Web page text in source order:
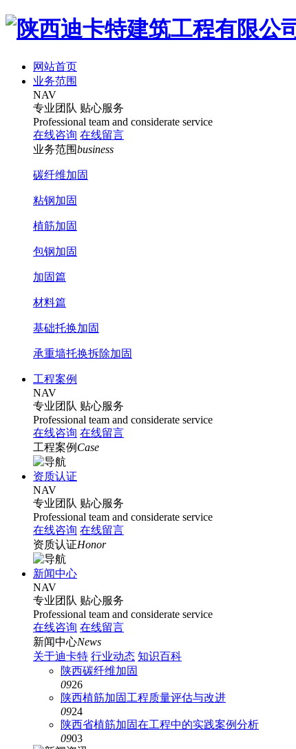
网站首页
业务范围
NAV
专业团队 贴心服务
Professional team and considerate service
在线咨询 在线留言
业务范围business
碳纤维加固
粘钢加固
植筋加固
包钢加固
加固篇
材料篇
基础托换加固
承重墙托换拆除加固
工程案例
NAV
专业团队 贴心服务
Professional team and considerate service
在线咨询 在线留言
工程案例 Case
资质认证
NAV
专业团队 贴心服务
Professional team and considerate service
在线咨询 在线留言
资质认证Honor
新闻中心
NAV
专业团队 贴心服务
Professional team and considerate service
在线咨询 在线留言
新闻中心News
关于迪卡特 行业动态 知识百科
陕西碳纤维加固
0926
陕西植筋加固工程质量评估与改进
0924
陕西省植筋加固在工程中的实践案例分析
0903